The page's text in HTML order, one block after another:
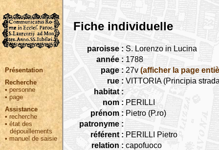
Présentation
Recherche
• personne
•page
Assistance
• recherche
•état des
dépouillements
•manuel de saisie
Fiche individuelle
paroisse : S. Lorenzo in Lucina
année : 1788
page : 27v (afficher la page
rue : VITTORIA (Principia
habitat :
nom : PERILLI
prénom : Pietro (P.ro)
patronyme :
référent : PERILLI Pietro
relation : capofuoco